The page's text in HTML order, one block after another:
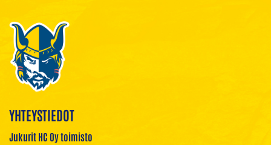
YHTEYSTIEDOT
Jukurit HC Oy toimisto